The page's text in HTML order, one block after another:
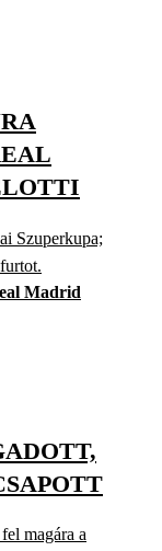
Szuperkupa;
Madrid
magára a